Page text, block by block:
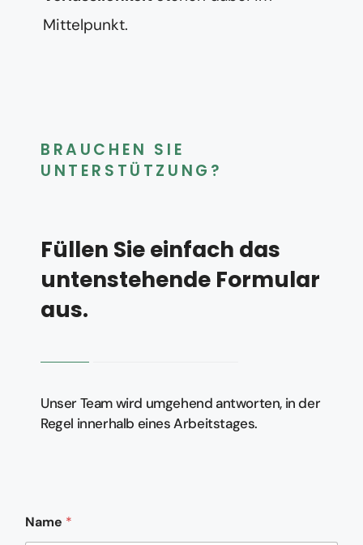
Mittelpunkt.
BRAUCHEN SIE
UNTERSTÜTZUNG?
Füllen Sie einfach das
untenstehende Formular
aus.
Unser Team wird umgehend antworten, in der
Regel innerhalb eines Arbeitstages.
Name *